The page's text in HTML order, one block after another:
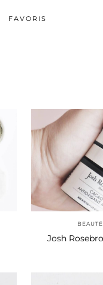
FAVORIS
BEAUTÉ
Josh